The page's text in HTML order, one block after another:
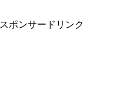
スポンサードリンク